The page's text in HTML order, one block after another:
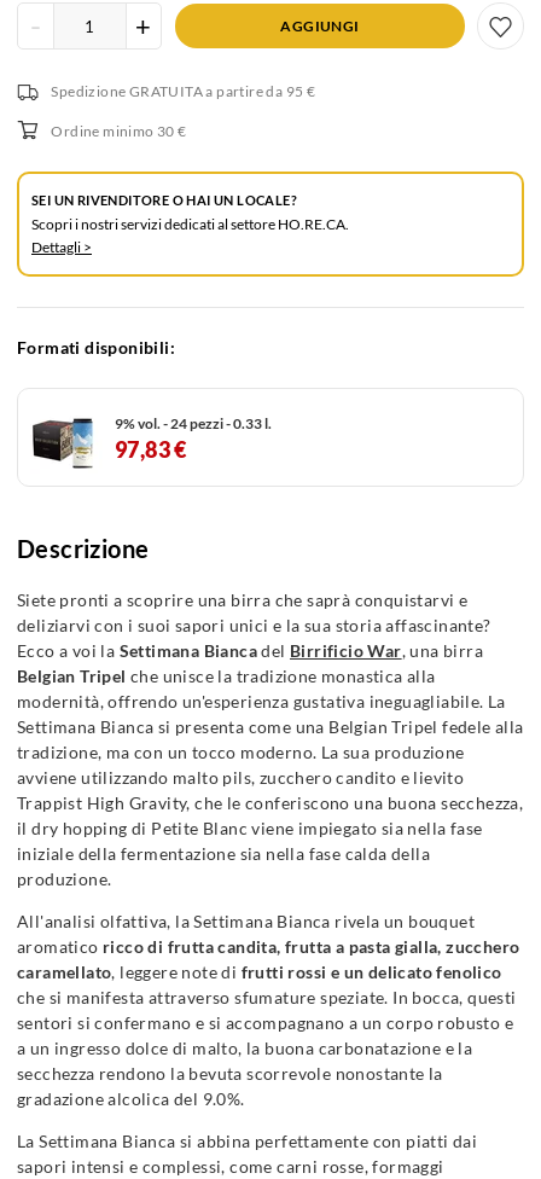
Inserisci
quantità
prodotto
- + AGGIUNGI
Spedizione GRATUITAa partire da 95 €
Ordine minimo 30 €
SEI UN RIVENDITORE O HAI UN LOCALE?
Scopri i nostri servizi dedicati al settore HO.RE.CA.
Dettagli >
Formati disponibili:
9% vol. - 24 pezzi - 0.33 l.
97,83 €
Descrizione
Siete pronti a scoprire una birra che saprà conquistarvi e
deliziarvi con i suoi sapori unici e la sua storia affascinante?
Ecco a voi la Settimana Biancadel Birrificio War, una birra
Belgian Tripel che unisce la tradizione monastica alla
modernità, offrendo un'esperienza gustativa ineguagliabile. La
Settimana Bianca si presenta come una Belgian Tripel fedele alla
tradizione, ma con un tocco moderno. La sua produzione
avviene utilizzando malto pils, zucchero candito e lievito
Trappist High Gravity, che le conferiscono una buona secchezza,
il dry hopping di Petite Blanc viene impiegato sia nella fase
iniziale della fermentazione sia nella fase calda della
produzione.
All'analisi olfattiva, la Settimana Bianca rivela un bouquet
aromatico ricco di frutta candita, frutta a pasta gialla, zucchero
caramellato, leggere note di frutti rossi e un delicato fenolico
che si manifesta attraverso sfumature speziate. In bocca, questi
sentori si confermano e si accompagnano a un corpo robusto e
a un ingresso dolce di malto, la buona carbonatazione e la
secchezza rendono la bevuta scorrevole nonostante la
gradazione alcolica del 9.0%.
La Settimana Bianca si abbina perfettamente con piatti dai
sapori intensi e complessi, come carni rosse, formaggi